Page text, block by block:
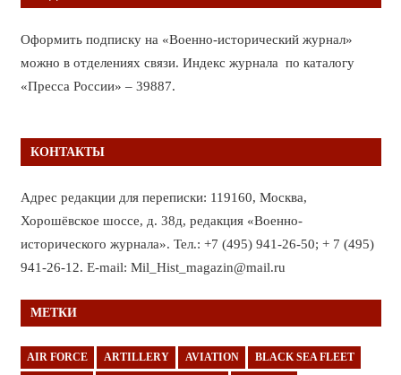
Оформить подписку на «Военно-исторический журнал»
можно в отделениях связи. Индекс журнала по каталогу
«Пресса России» – 39887.
КОНТАКТЫ
Адрес редакции для переписки: 119160, Москва,
Хорошёвское шоссе, д. 38д, редакция «Военно-
исторического журнала». Тел.: +7 (495) 941-26-50; + 7 (495)
941-26-12. E-mail: Mil_Hist_magazin@mail.ru
МЕТКИ
AIR FORCE ARTILLERY AVIATION BLACK SEA FLEET